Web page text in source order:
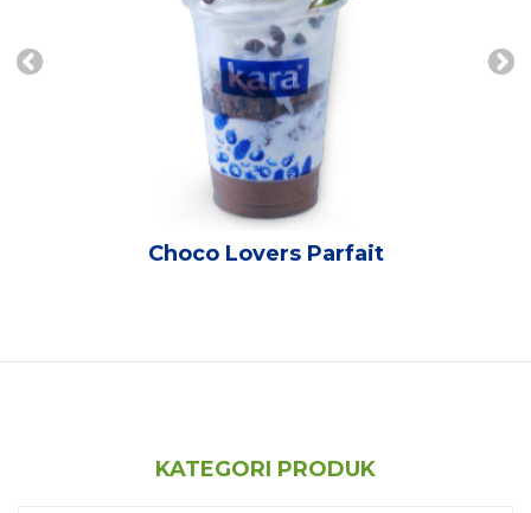
Choco Lovers Parfait
KATEGORI PRODUK